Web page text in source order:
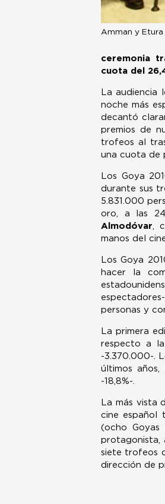
Amman y Etura
ceremonia
cuota del
La audiencia
noche más
decantó
premios de
trofeos al
una cuota de
Los Goya
durante sus
5.831.000
oro, a las
Almodóvar ,
manos del
Los Goya
hacer la
personas y
La primera
respecto a
-3.370.000-.
últimos
-18,8%-.
La más vista
cine español
(ocho
protagonista,
siete trofeos
dirección de